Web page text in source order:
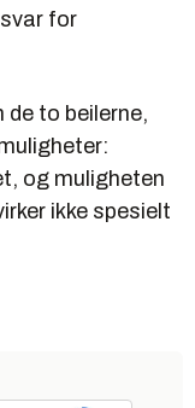
for
de to beilerne,
og muligheten
ikke spesielt